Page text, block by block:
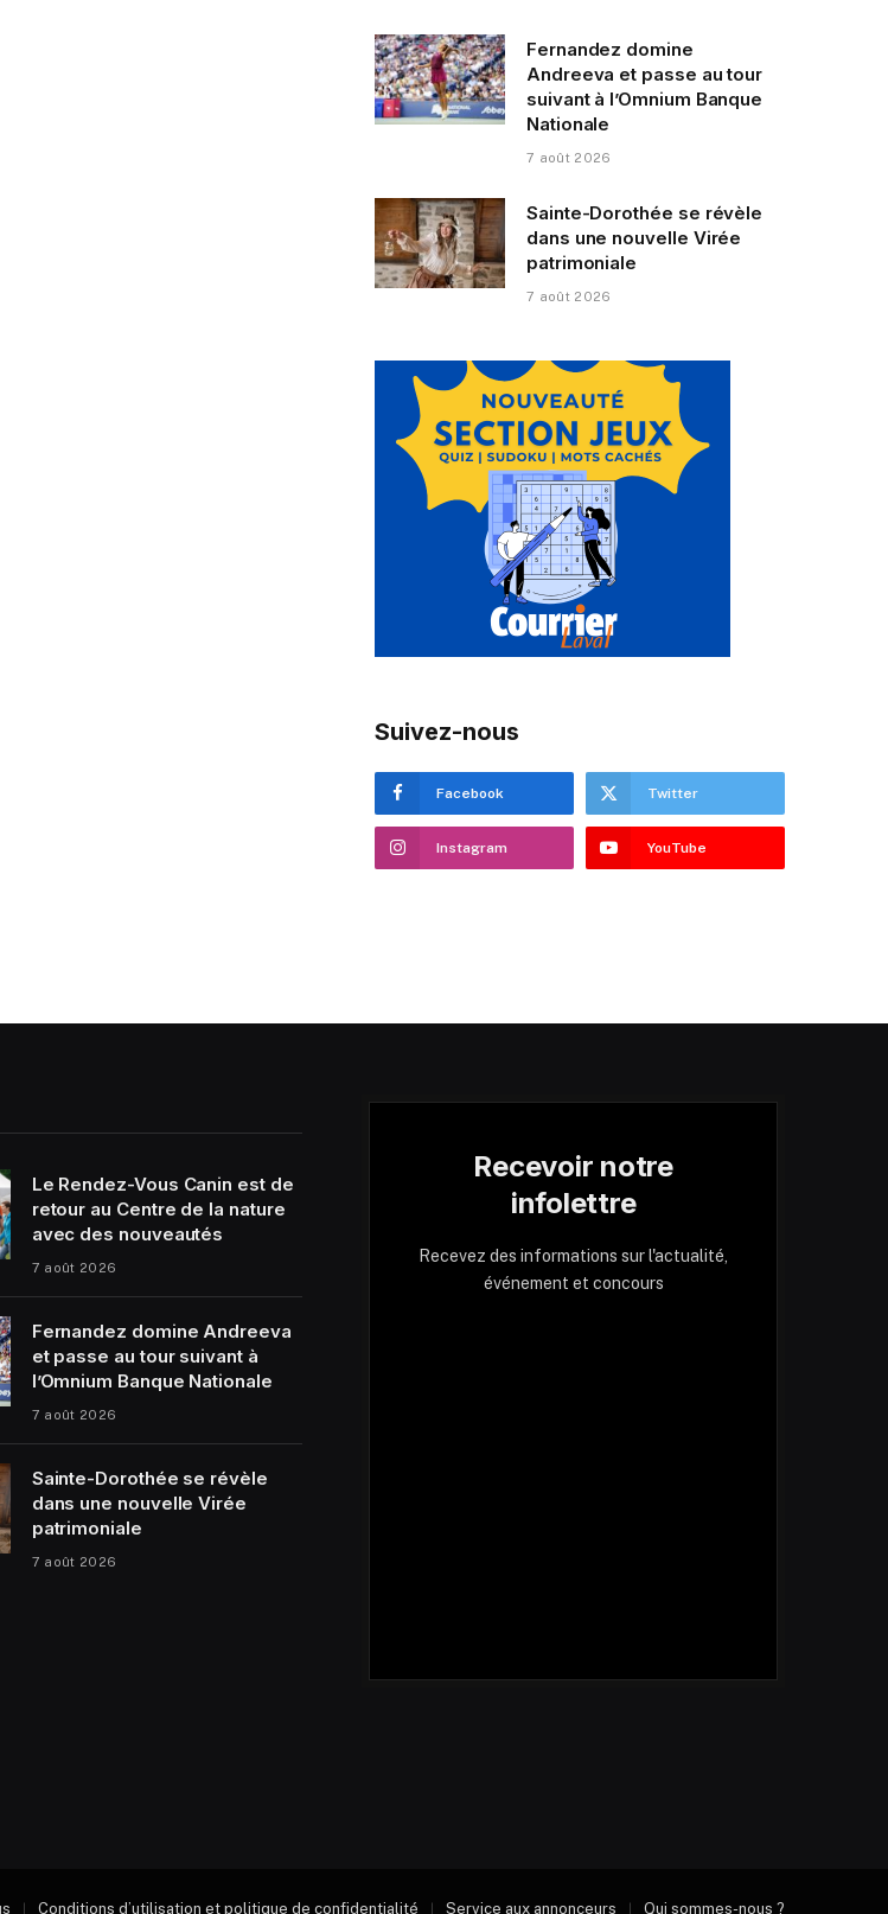
Fernandez domine
Andreeva et passe au tour
suivant à l’Omnium Banque
Nationale
7 août 2026
Sainte-Dorothée se révèle
dans une nouvelle Virée
patrimoniale
7 août 2026
Suivez-nous
Facebook Twitter
Instagram YouTube
Le Rendez-Vous Canin est de
retour au Centre de la nature
avec des nouveautés
7 août 2026
Fernandez domine Andreeva
et passe au tour suivant à
l’Omnium Banque Nationale
7 août 2026
Sainte-Dorothée se révèle
dans une nouvelle Virée
patrimoniale
7 août 2026
Recevoir notre
infolettre
Recevez des informations sur l'actualité,
événement et concours
Conditions d’utilisation et politique de confidentialité Service aux annonceurs Qui sommes-nous ?